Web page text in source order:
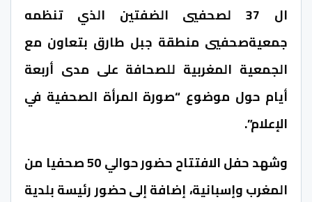
ال 37 لصحفيي الضفتين الذي تنظمه
جمعيةصحفيي منطقة جبل طارق بتعاون مع
الجمعية المغربية للصحافة على مدى أربعة
أيام حول موضوع “صورة المرأة الصحفية في
الإعلام”.
وشهد حفل الافتتاح حضور حوالي 50 صحفيا من
المغرب وإسبانية، إضافة إلى حضور رئيسة بلدية